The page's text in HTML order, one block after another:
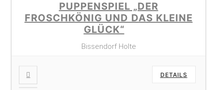
PUPPENSPIEL „DER
FROSCHKÖNIG UND DAS KLEINE
GLÜCK“
Bissendorf Holte
DETAILS